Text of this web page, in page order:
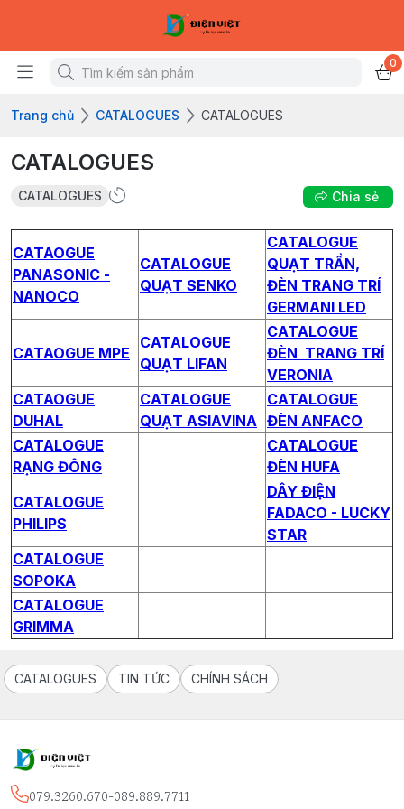
0
Trang chủ CATALOGUES CATALOGUES
CATALOGUES
CATALOGUES Chia sẻ
CATAOGUE
PANASONIC -
NANOCO
CATALOGUE
QUẠT SENKO
CATALOGUE
QUẠT TRẦN,
ĐÈN TRANG TRÍ
GERMANI LED
CATAOGUE MPE
CATALOGUE
QUẠT LIFAN
CATALOGUE
ĐÈN TRANG TRÍ
VERONIA
CATAOGUE
DUHAL
CATALOGUE
QUẠT ASIAVINA
CATALOGUE
ĐÈN ANFACO
CATALOGUE
RẠNG ĐÔNG
CATALOGUE
ĐÈN HUFA
CATALOGUE
PHILIPS
DÂY ĐIỆN
FADACO - LUCKY
STAR
CATALOGUE
SOPOKA
CATALOGUE
GRIMMA
CATALOGUES TIN TỨC CHÍNH SÁCH
079.3260.670-089.889.7711